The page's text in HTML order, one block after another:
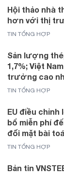
Hội thảo nhà
hơn với thị
TIN TỔNG HỢP
Sản lượng
1,7%; Việt
trưởng cao
TIN TỔNG HỢP
EU điều chỉnh
bổ miễn phí
đối mặt bài
TIN TỔNG HỢP
Bản tin